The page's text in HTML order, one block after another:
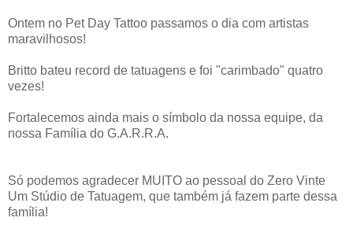
Ontem no Pet Day Tattoo passamos o dia com artistas
maravilhosos!
Britto bateu record de tatuagens e foi "carimbado" quatro
vezes!
Fortalecemos ainda mais o símbolo da nossa equipe, da
nossa Família do G.A.R.R.A.
Só podemos agradecer MUITO ao pessoal do Zero Vinte
Um Stúdio de Tatuagem, que também já fazem parte dessa
família!